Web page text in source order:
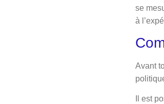
se
à
Avant
Il est